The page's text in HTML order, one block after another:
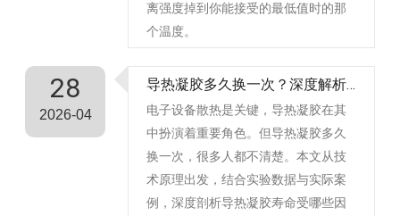
离强度掉到你能接受的最低值时的那
个温度。
28
2026-04
导热凝胶多久换一次？深度解析与科学建议
电子设备散热是关键，导热凝胶在其
中扮演着重要角色。但导热凝胶多久
换一次，很多人都不清楚。本文从技
术原理出发，结合实验数据与实际案
例，深度剖析导热凝胶寿命受哪些因